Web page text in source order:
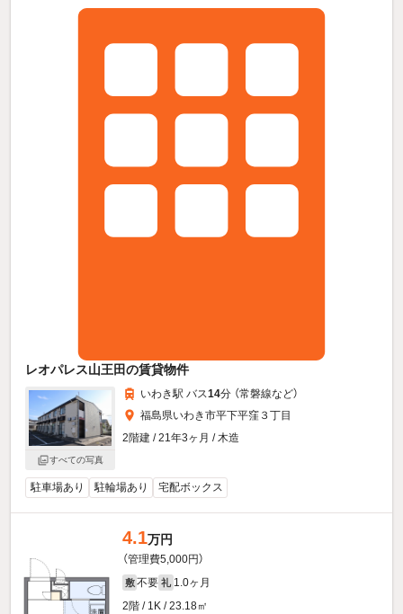
レオパレス山王田の賃貸物件
すべての写真
いわき駅 バス14分 （常磐線など）
福島県いわき市平下平窪３丁目
2階建 / 21年3ヶ月 / 木造
駐車場あり 駐輪場あり 宅配ボックス
4.1万円
（管理費5,000円）
敷 不要 礼 1.0ヶ月
2階 / 1K / 23.18㎡